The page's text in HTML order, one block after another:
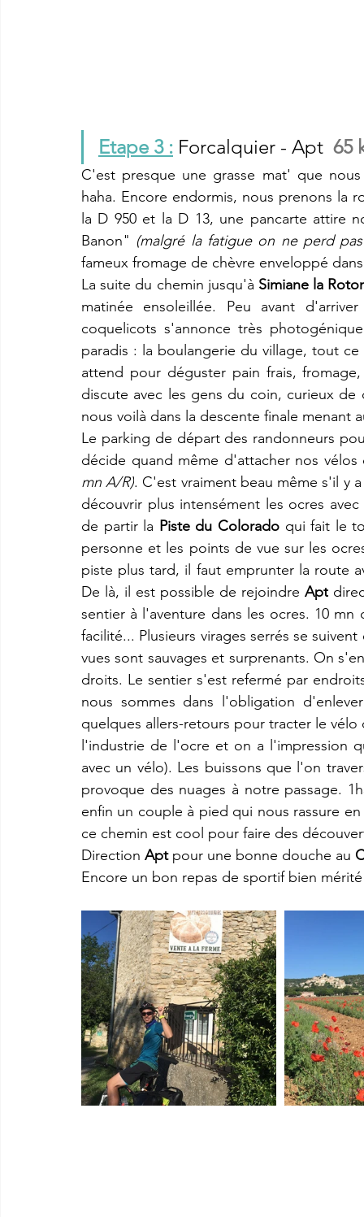
Etape 3 : Forcalquier - Apt 65
C'est presque une grasse mat' que
haha. Encore endormis, nous prenons la
la D 950 et la D 13, une pancarte attire
Banon" (malgré la fatigue on ne perd
fameux fromage de chèvre enveloppé
La suite du chemin jusqu'à Simiane la
matinée ensoleillée. Peu avant
coquelicots s'annonce très
paradis : la boulangerie du village, tout
attend pour déguster pain frais,
discute avec les gens du coin, curieux
nous voilà dans la descente finale menant
Le parking de départ des randonneurs
décide quand même d'attacher nos
mn A/R). C'est vraiment beau même s'il y
découvrir plus intensément les ocres
de partir la Piste du Colorado qui fait le
personne et les points de vue sur les
piste plus tard, il faut emprunter la route
De là, il est possible de rejoindre Apt
sentier à l'aventure dans les ocres. 10
facilité... Plusieurs virages serrés se
vues sont sauvages et surprenants. On
droits. Le sentier s'est refermé par
nous sommes dans l'obligation
quelques allers-retours pour tracter le
l'industrie de l'ocre et on a l'impression
avec un vélo). Les buissons que l'on
provoque des nuages à notre passage.
enfin un couple à pied qui nous rassure
ce chemin est cool pour faire des
Direction Apt pour une bonne douche au
Encore un bon repas de sportif bien